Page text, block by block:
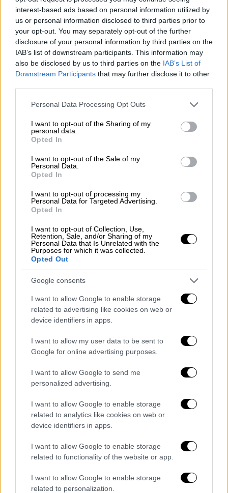
interest-based ads based on personal information utilized by
us or personal information disclosed to third parties prior to
your opt-out. You may separately opt-out of the further
disclosure of your personal information by third parties on the
IAB’s list of downstream participants. This information may
also be disclosed by us to third parties on the IAB’s List of
Downstream Participants that may further disclose it to other
Please note that this website/app uses one or more Google
not limited to your visit or usage behaviour. You may click to
grant or deny consent to Google and its third-party tags to
use your data for below specified purposes in below Google
consent section.
Personal Data Processing Opt Outs
I want to opt-out of the Sharing of my
personal data.
Opted In
I want to opt-out of the Sale of my
Personal Data.
Opted In
I want to opt-out of processing my
Personal Data for Targeted Advertising.
Opted In
I want to opt-out of Collection, Use,
Retention, Sale, and/or Sharing of my
Personal Data that Is Unrelated with the
Purposes for which it was collected.
Opted Out
Google consents
I want to allow Google to enable storage
related to advertising like cookies on web or
device identifiers in apps.
I want to allow my user data to be sent to
Google for online advertising purposes.
I want to allow Google to send me
personalized advertising.
I want to allow Google to enable storage
related to analytics like cookies on web or
device identifiers in apps.
I want to allow Google to enable storage
related to functionality of the website or app.
I want to allow Google to enable storage
related to personalization.
τερματίσουν την εξάρτηση από το ρωσικό
αέριο.
«Πίστευε ότι οιαπολυταρχικοί ηγέτες, όπως
ο ίδιος, ήταν σκληροί και τότε συνάντησε τη
σιδερένιαθέληση τωνΑμερικανών»,
Αποθέωσε τον Βολοντίμιρ Ζελένσκι
Ο Μπάιντεν αποθέωσε τον πρόεδρο της
Ουκρανίας Βολοντίμιρ
σημειώνοντας ότι το θάρρος
σφυρηλατηθείαπό «φωτιά και ατσάλι».
ασθενέστερη, αλλά οι απολυταρχικοί του
κόσμου έγιναν πιο αδύναμοι, πρόσθεσε ο
Μπάιντεν.
Η αναφορά στους λαούς της Πολωνία
Αναφερόμενος στονλαότηςΠολωνίας,
σημείωσε ότι το να ξέρεις ποιον
υποστηρίζειςείναι το πιο σημαντικό και το
να ξέρεις ποιος είναι μαζί σου είναι αυτό
που κάνει τη διαφορά - και ο λαός της
Πολωνίαςτο ξέρει αυτό καλύτερα από τον
καθένα.
Ο Μπάιντεν έδειξε επίσης την υποστήριξή
του στους «γενναίους ηγέτες της
αντιπολίτευσης», συμπεριλαμβανομένων
εκείνων τηςΛευκορωσίαςκαι της
Μολδαβίας.
Είπε ακόμα ότι είναι περήφανος που
στέκεται στο πλευρό των "ανθρώπων που
αγαπούν την ελευθερία" αυτών των εθνών,
καθώς ο αγώνας τους για την "απόκτηση της